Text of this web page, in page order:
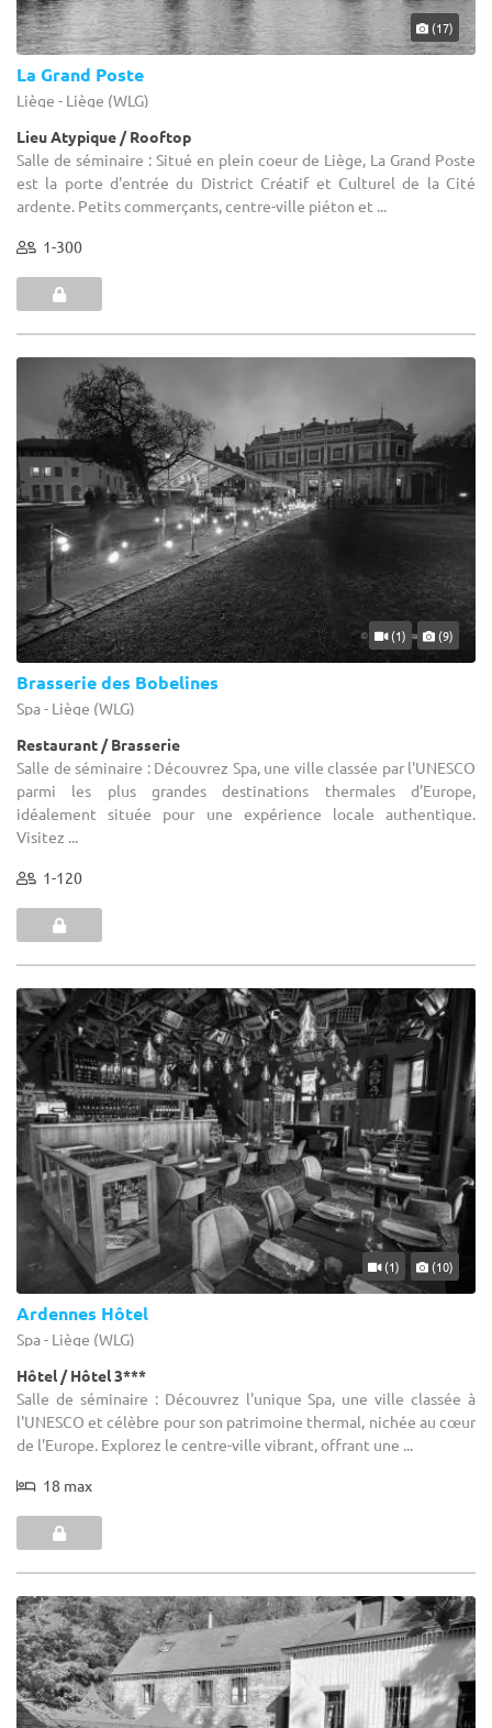
(17)
La Grand Poste
Liège - Liège (WLG)
Lieu Atypique / Rooftop
Salle de séminaire : Situé en plein coeur de Liège, La Grand Poste
est la porte d'entrée du District Créatif et Culturel de la Cité
ardente. Petits commerçants, centre-ville piéton et ...
1-300
(1) (9)
Brasserie des Bobelines
Spa - Liège (WLG)
Restaurant / Brasserie
Salle de séminaire : Découvrez Spa, une ville classée par l'UNESCO
parmi les plus grandes destinations thermales d'Europe,
idéalement située pour une expérience locale authentique.
Visitez ...
1-120
(1) (10)
Ardennes Hôtel
Spa - Liège (WLG)
Hôtel / Hôtel 3***
Salle de séminaire : Découvrez l'unique Spa, une ville classée à
l'UNESCO et célèbre pour son patrimoine thermal, nichée au cœur
de l'Europe. Explorez le centre-ville vibrant, offrant une ...
18 max